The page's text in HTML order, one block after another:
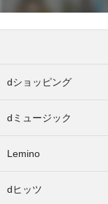
dショッピング
dミュージック
Lemino
dヒッツ